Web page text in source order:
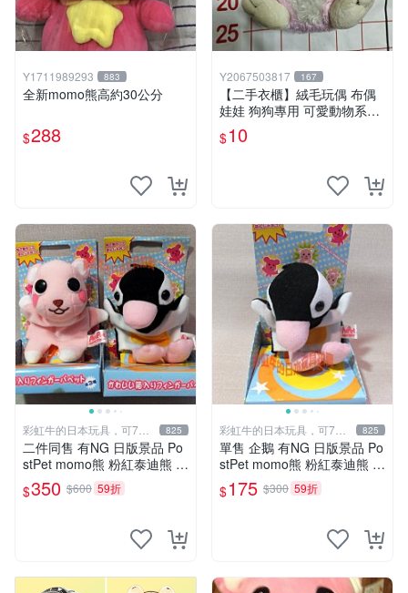
Y1711989293 883
全新momo熊高約30公分
$288
Y2067503817 167
【二手衣櫃】絨毛玩偶 布偶
娃娃 狗狗專用 可愛動物系列
耐咬耐磨玩具 玩偶 粉紅熊寵
物玩具 1120929
$10
彩虹牛的日本玩具，可7取
付
825
二件同售 有NG 日版景品 Po
stPet momo熊 粉紅泰迪熊 妹
妹 comomo 企鵝 娃娃 布偶
手指頭 娃娃
$350 $600 59折
彩虹牛的日本玩具，可7取
付
825
單售 企鵝 有NG 日版景品 Po
stPet momo熊 粉紅泰迪熊 娃
娃 布偶 手指頭 娃娃
$175 $300 59折